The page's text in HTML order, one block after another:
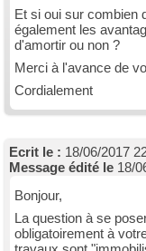
Et si oui sur combien
également les
d'amortir ou non ?
Merci à l'avance de
Cordialement
Ecrit le : 18/06/2017
Message édité le 18/
Bonjour,
La question à se
obligatoirement à